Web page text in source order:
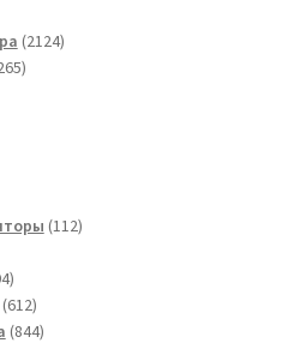
21242124
265
112112
694
товара
612612
товаров
844844